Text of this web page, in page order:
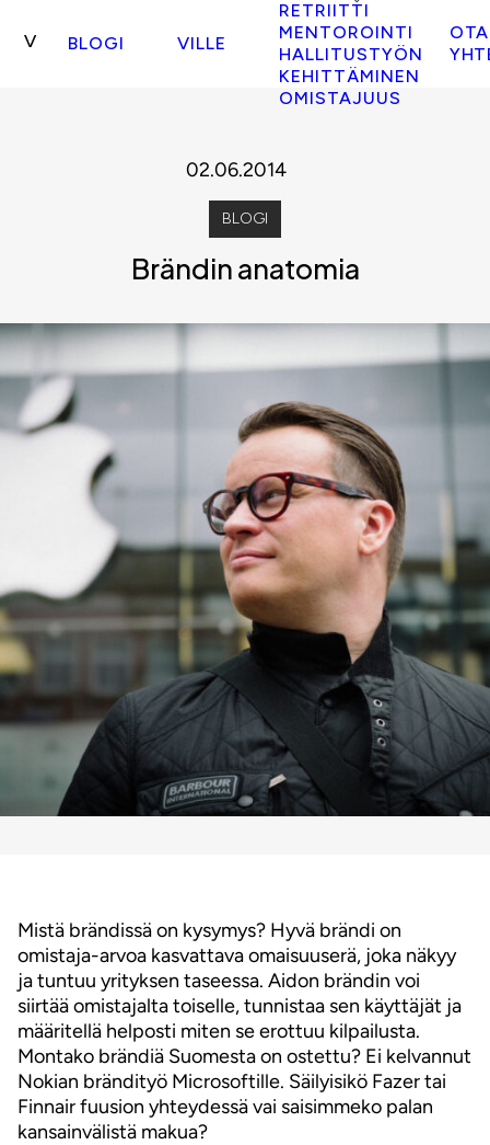
BLOGI VILLE
RETRIITTI
MENTOROINTI
HALLITUSTYÖN
KEHITTÄMINEN
OMISTAJUUS
OTA
02.06.2014
BLOGI
Brändin anatomia
Mistä brändissä on kysymys? Hyvä brändi on
omistaja-arvoa kasvattava omaisuuserä, joka näkyy
ja tuntuu yrityksen taseessa. Aidon brändin voi
siirtää omistajalta toiselle, tunnistaa sen käyttäjät ja
määritellä helposti miten se erottuu kilpailusta.
Montako brändiä Suomesta on ostettu? Ei kelvannut
Nokian brändityö Microsoftille. Säilyisikö Fazer tai
Finnair fuusion yhteydessä vai saisimmeko palan
kansainvälistä makua?